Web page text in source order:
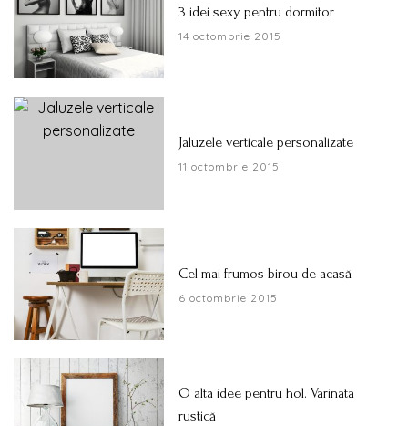
3 idei sexy pentru dormitor
14 octombrie 2015
Jaluzele verticale personalizate
11 octombrie 2015
Cel mai frumos birou de acasă
6 octombrie 2015
O alta idee pentru hol. Varinata
rustică